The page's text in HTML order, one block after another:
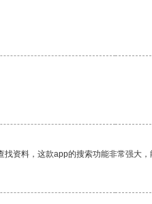
资料，这款app的搜索功能非常强大，